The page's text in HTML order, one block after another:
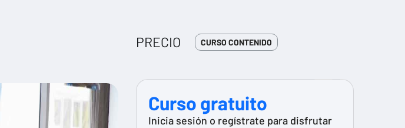
PRECIO CURSO CONTENIDO
Curso gratuito
Inicia sesión o regístrate para disfrutar